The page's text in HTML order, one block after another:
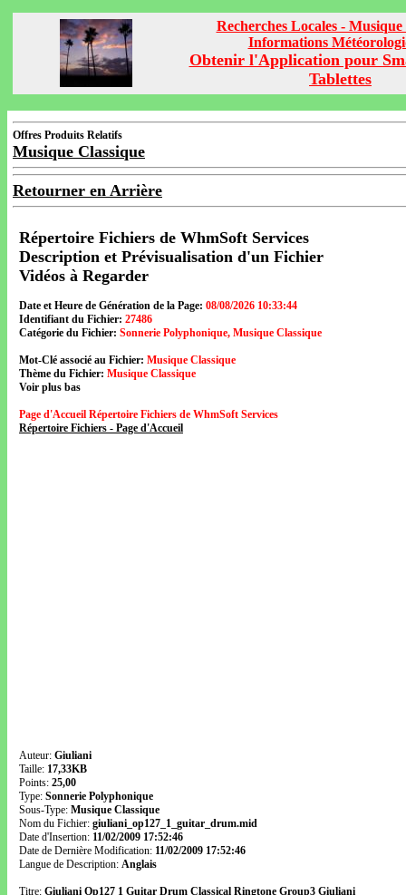
Recherches Locales - Musique
Informations
Obtenir l'Application pour
Tablettes
Offres Produits Relatifs
Musique Classique
Retourner en Arrière
Répertoire Fichiers de WhmSoft Services
Description et Prévisualisation d'un Fichier
Vidéos à Regarder
Date et Heure de Génération de la Page: 08/08/2026 10:33:44
Identifiant du Fichier: 27486
Catégorie du Fichier: Sonnerie Polyphonique, Musique Classique
Mot-Clé associé au Fichier: Musique Classique
Thème du Fichier: Musique Classique
Voir plus bas
Page d'Accueil Répertoire Fichiers de WhmSoft Services
Répertoire Fichiers - Page d'Accueil
Auteur: Giuliani
Taille: 17,33KB
Points: 25,00
Type: Sonnerie Polyphonique
Sous-Type: Musique Classique
Nom du Fichier: giuliani_op127_1_guitar_drum.mid
Date d'Insertion: 11/02/2009 17:52:46
Date de Dernière Modification: 11/02/2009 17:52:46
Langue de Description: Anglais
Titre: Giuliani Op127 1 Guitar Drum Classical Ringtone Group3 Giuliani